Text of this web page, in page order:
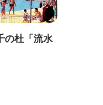
杜「流水